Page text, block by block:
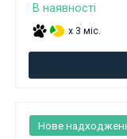
В наявності
x 3 міс.
Нове